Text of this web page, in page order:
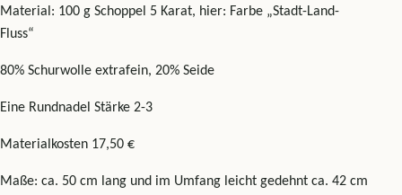
Material: 100 g Schoppel 5 Karat, hier: Farbe „Stadt-Land-
Fluss“
80% Schurwolle extrafein, 20% Seide
Eine Rundnadel Stärke 2-3
Materialkosten 17,50 €
Maße: ca. 50 cm lang und im Umfang leicht gedehnt ca. 42 cm